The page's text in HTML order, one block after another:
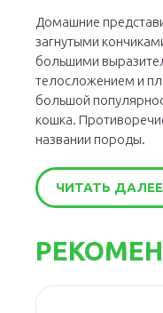
Домашние
загнутыми
большими
телосложением и
большой
кошка.
названии породы.
ЧИТАТЬ ДАЛЕЕ